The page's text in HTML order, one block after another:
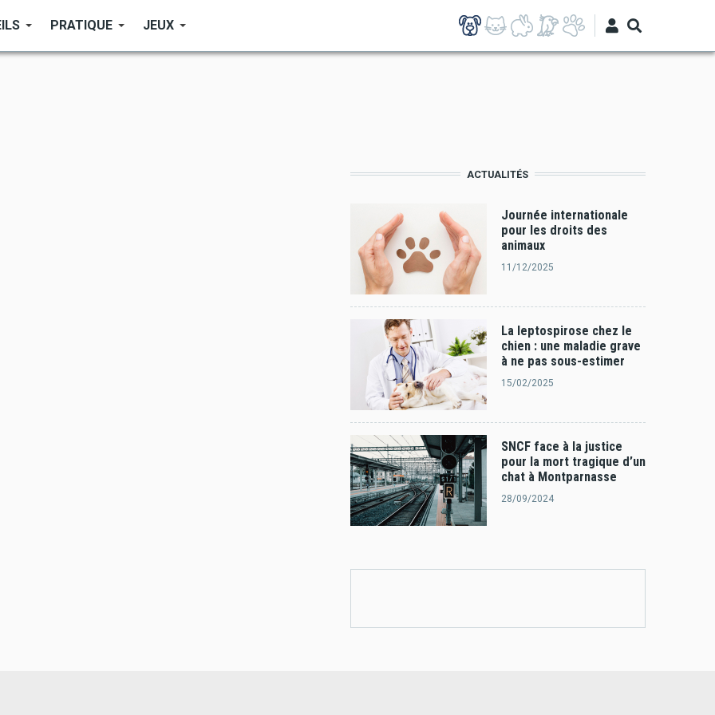
PRATIQUE JEUX
ACTUALITÉS
Journée internationale
pour les droits des
animaux
11/12/2025
La leptospirose chez le
chien : une maladie grave
à ne pas sous-estimer
15/02/2025
SNCF face à la justice
pour la mort tragique d’un
chat à Montparnasse
28/09/2024